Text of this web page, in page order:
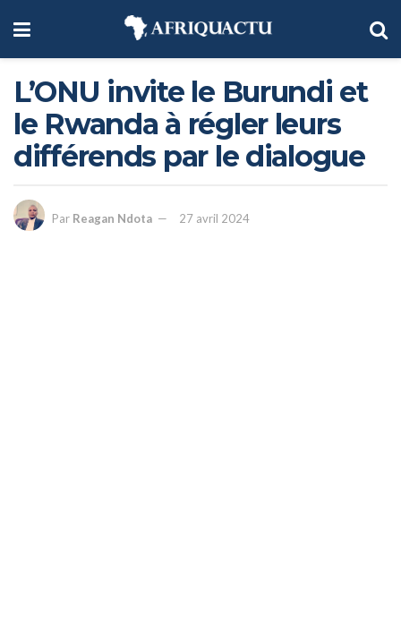
L’ONU invite le Burundi et
le Rwanda à régler leurs
différends par le dialogue
Par Reagan Ndota 27 avril 2024